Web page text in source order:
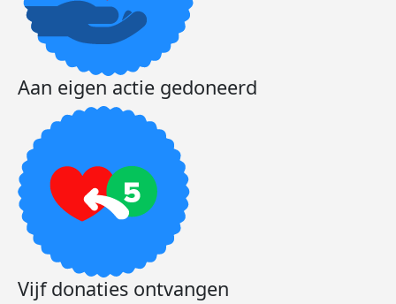
Aan eigen actie gedoneerd
Vijf donaties ontvangen